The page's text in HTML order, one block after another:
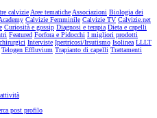
calvizieAree tematicheAssociazioni Biologia dei
Calvizie Femminile Calvizie TV Calvizie.net
Curiosità e gossip Diagnosi e terapia Dieta e capelli
Featured Forfora e Pidocchi I migliori prodotti
Interviste Ipertricosi/Irsutismo Isolinea LLLT
Telogen Effluvium Trapianto di capelli Trattamenti
post profilo